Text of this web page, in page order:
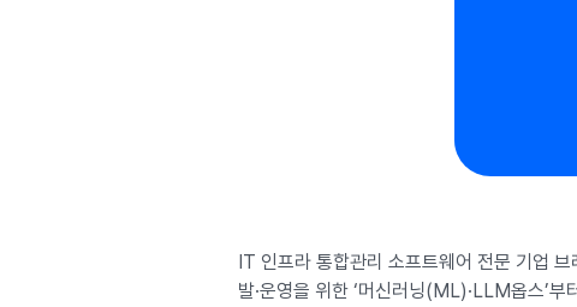
IT 인프라 통합관리 소프트웨어 전문 기업
발·운영을 위한 ‘머신러닝(ML)·LLM옵스’